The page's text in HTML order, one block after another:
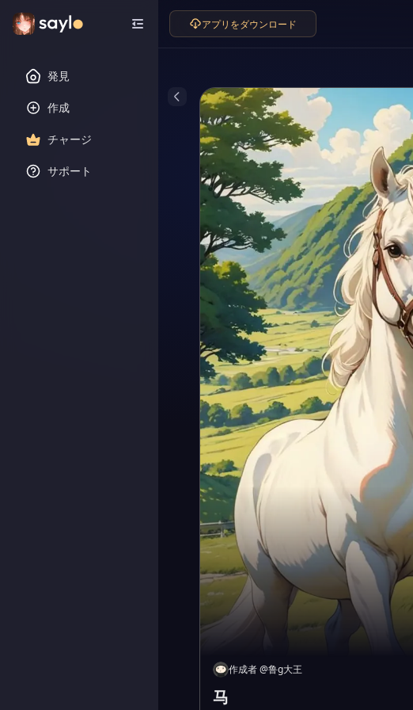
発見
作成
チャージ
サポート
アプリをダウンロード
作成者@鲁g大王
马